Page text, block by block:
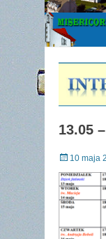
13.05
Posted
on
10 maja